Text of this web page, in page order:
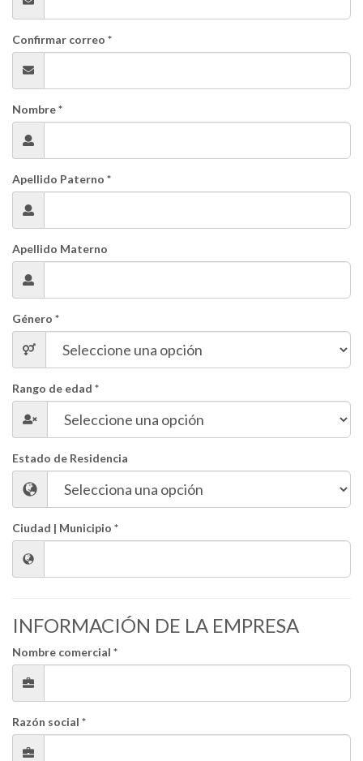
Confirmar correo *
Nombre *
Apellido Paterno *
Apellido Materno
Género *
Rango de edad *
Estado de Residencia
Ciudad | Municipio *
INFORMACIÓN DE LA EMPRESA
Nombre comercial *
Razón social *